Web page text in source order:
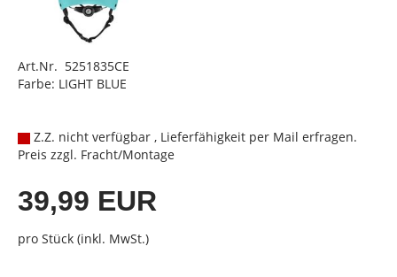
Art.Nr. 5251835CE
Farbe: LIGHT BLUE
Z.Z. nicht verfügbar , Lieferfähigkeit per Mail erfragen.
Preis zzgl. Fracht/Montage
39,99 EUR
pro Stück (inkl. MwSt.)